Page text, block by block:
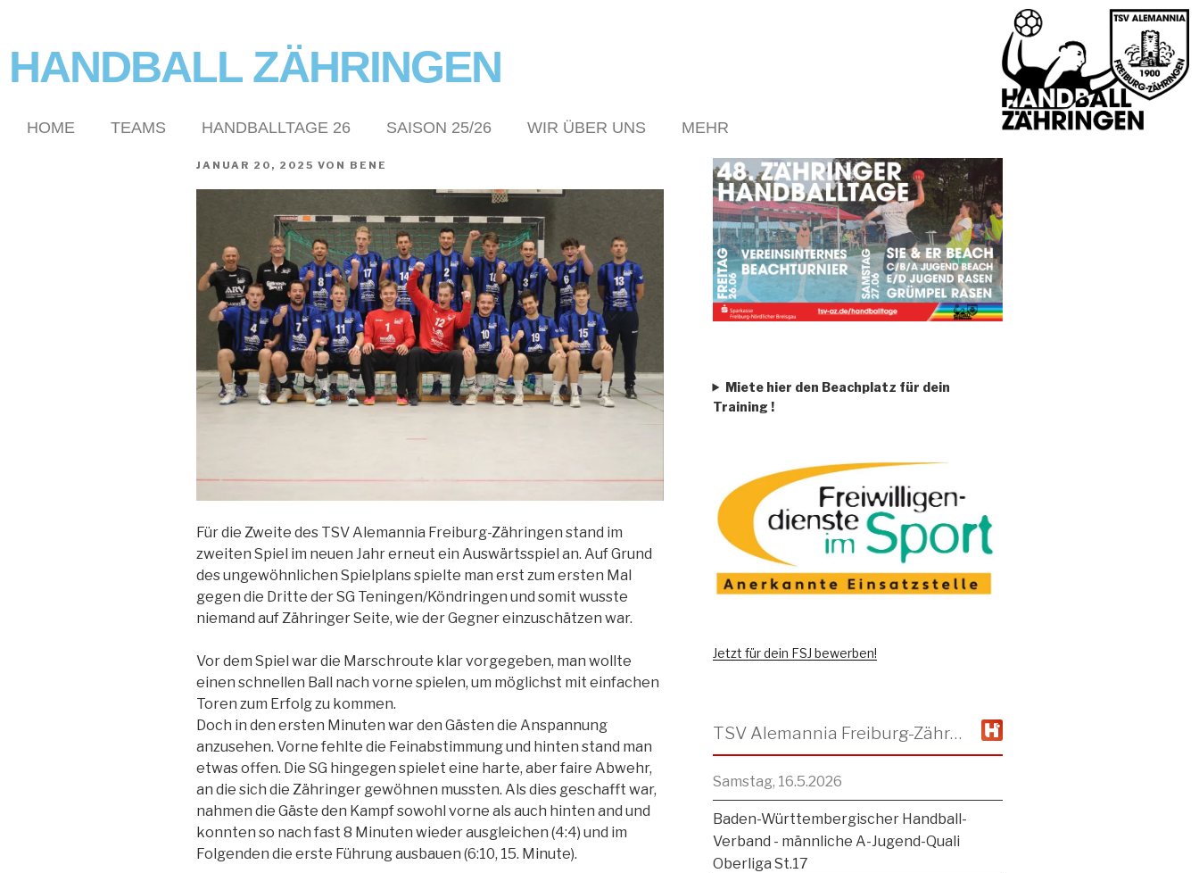
HANDBALL ZÄHRINGEN
HOME TEAMS HANDBALLTAGE 26 SAISON 25/26 WIR ÜBER UNS MEHR
JANUAR 20, 2025 VON BENE
Für die Zweite des TSV Alemannia Freiburg-Zähringen stand im
zweiten Spiel im neuen Jahr erneut ein Auswärtsspiel an. Auf Grund
des ungewöhnlichen Spielplans spielte man erst zum ersten Mal
gegen die Dritte der SG Teningen/Köndringen und somit wusste
niemand auf Zähringer Seite, wie der Gegner einzuschätzen war.
Vor dem Spiel war die Marschroute klar vorgegeben, man wollte
einen schnellen Ball nach vorne spielen, um möglichst mit einfachen
Toren zum Erfolg zu kommen.
Doch in den ersten Minuten war den Gästen die Anspannung
anzusehen. Vorne fehlte die Feinabstimmung und hinten stand man
etwas offen. Die SG hingegen spielet eine harte, aber faire Abwehr,
an die sich die Zähringer gewöhnen mussten. Als dies geschafft war,
nahmen die Gäste den Kampf sowohl vorne als auch hinten and und
konnten so nach fast 8 Minuten wieder ausgleichen (4:4) und im
Folgenden die erste Führung ausbauen (6:10, 15. Minute).
Miete hier den Beachplatz für dein
Training !
Jetzt für dein FSJ bewerben!
TSV Alemannia Freiburg-Zähringen
Samstag, 16.5.2026
Baden-Württembergischer Handball-
Verband - männliche A-Jugend-Quali
Oberliga St.17